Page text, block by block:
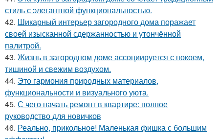
стиль с элегантной функциональностью.
42. Шикарный интерьер загородного дома поражает
своей изысканной сдержанностью и утончённой
палитрой.
43. Жизнь в загородном доме ассоциируется с покоем,
тишиной и свежим воздухом.
44. Это гармония природных материалов,
функциональности и визуального уюта.
45. С чего начать ремонт в квартире: полное
руководство для новичков
46. Реально, прикольное! Маленькая фишка с большим